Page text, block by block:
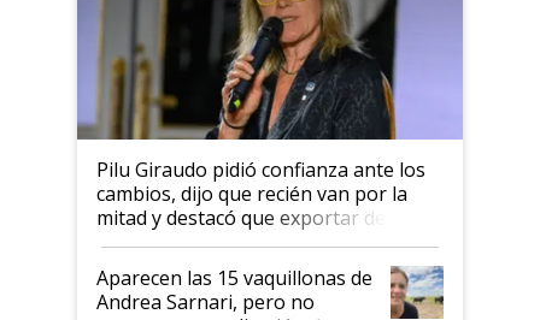
Pilu Giraudo pidió confianza ante los
cambios, dijo que recién van por la
mitad y destacó que exportar dejó de
ser "para unos pocos": "Tenemos un
mandato muy claro del gobierno
nacional"
Aparecen las 15 vaquillonas de
Andrea Sarnari, pero no